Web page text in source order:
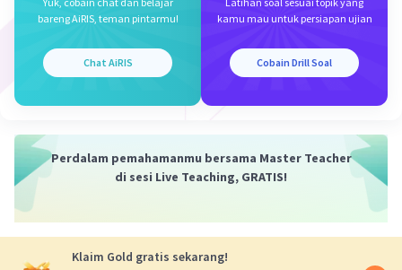
Rp24.000,00, maka kerugian yang ditanggung pembeli
adalah 0,1 kg × Rp24.000,00 = Rp2.400,00.
Jadi, kerugian yang ditanggung pembeli akibat
kesalahan pengukuran timbangan berkarat adalah
Beri Rating·0.0(0) Balas
bareng AiRIS, teman pintarmu!
Chat AiRIS
kamu mau untuk persiapan ujian
Cobain Drill Soal
Perdalam pemahamanmu bersama Master Teacher
di sesi Live Teaching, GRATIS!
Klaim Gold gratis sekarang!